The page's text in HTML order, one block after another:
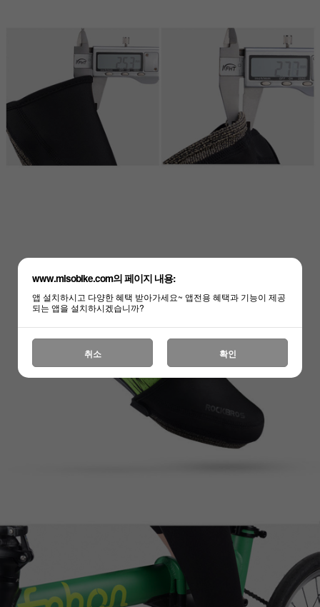
www.misobike.com의 페이지 내용:
앱 설치하시고 다양한 혜택 받아가세요~ 앱전용 혜택과 기능이 제공
되는 앱을 설치하시겠습니까?
취소 확인